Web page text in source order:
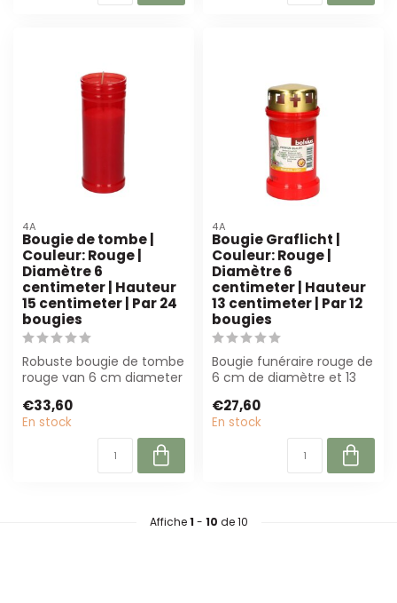
4A
Bougie de tombe |
Couleur: Rouge |
Diamètre 6
centimeter | Hauteur
15 centimeter | Par 24
bougies
Robuste bougie de tombe
rouge van 6 cm diameter
stukken. F...
€33,60
En stock
4A
Bougie Graflicht |
Couleur: Rouge |
Diamètre 6
centimeter | Hauteur
13 centimeter | Par 12
bougies
Bougie funéraire rouge de
6 cm de diamètre et 13
par 12 ...
€27,60
En stock
Affiche1 - 10 de 10